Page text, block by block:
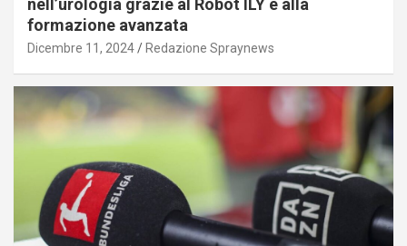
nell’urologia grazie al Robot ILY e alla
formazione avanzata
Dicembre 11, 2024 Redazione Spraynews